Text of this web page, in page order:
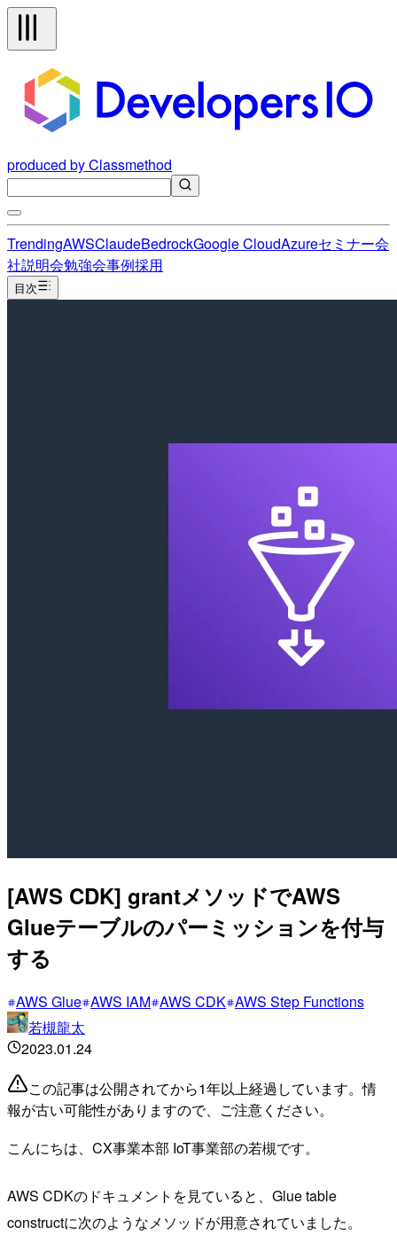
produced by Classmethod
TrendingAWSClaudeBedrockGoogle CloudAzureセミナー会
社説明会勉強会事例採用
目次
[AWS CDK] grantメソッドでAWS
Glueテーブルのパーミッションを付与
する
AWS Glue AWS IAM AWS CDK AWS Step Functions
若槻龍太
2023.01.24
この記事は公開されてから1年以上経過しています。情
報が古い可能性がありますので、ご注意ください。
こんにちは、CX事業本部 IoT事業部の若槻です。
AWS CDKのドキュメントを見ていると、Glue table
constructに次のようなメソッドが用意されていました。